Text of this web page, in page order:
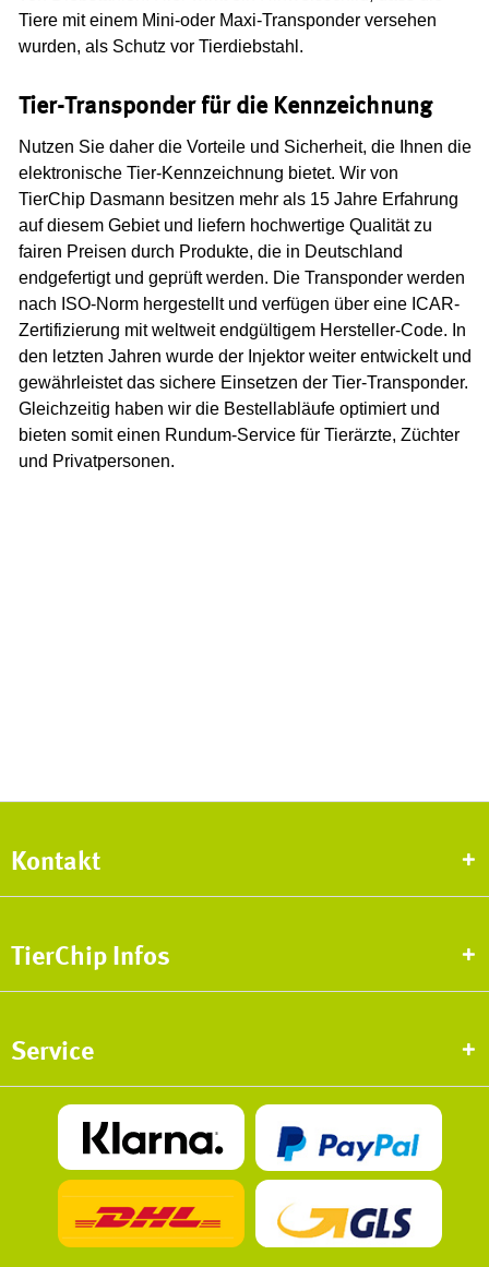
Tiere mit einem Mini-oder Maxi-Transponder versehen
wurden, als Schutz vor Tierdiebstahl.
Tier-Transponder für die Kennzeichnung
Nutzen Sie daher die Vorteile und Sicherheit, die Ihnen die
elektronische Tier-Kennzeichnung bietet. Wir von
TierChip Dasmann besitzen mehr als 15 Jahre Erfahrung
auf diesem Gebiet und liefern hochwertige Qualität zu
fairen Preisen durch Produkte, die in Deutschland
endgefertigt und geprüft werden. Die Transponder werden
nach ISO-Norm hergestellt und verfügen über eine ICAR-
Zertifizierung mit weltweit endgültigem Hersteller-Code. In
den letzten Jahren wurde der Injektor weiter entwickelt und
gewährleistet das sichere Einsetzen der Tier-Transponder.
Gleichzeitig haben wir die Bestellabläufe optimiert und
bieten somit einen Rundum-Service für Tierärzte, Züchter
und Privatpersonen.
Kontakt
TierChip Infos
Service